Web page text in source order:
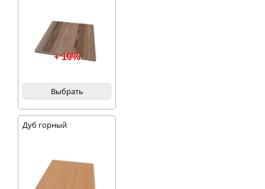
+ 10%
Выбрать
Дуб горный